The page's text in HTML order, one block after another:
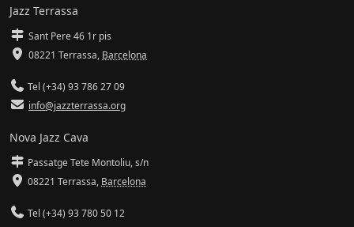
Jazz Terrassa
Sant Pere 46 1r pis
08221 Terrassa, Barcelona
Tel (+34) 93 786 27 09
info@jazzterrassa.org
Nova Jazz Cava
Passatge Tete Montoliu, s/n
08221 Terrassa, Barcelona
Tel (+34) 93 780 50 12